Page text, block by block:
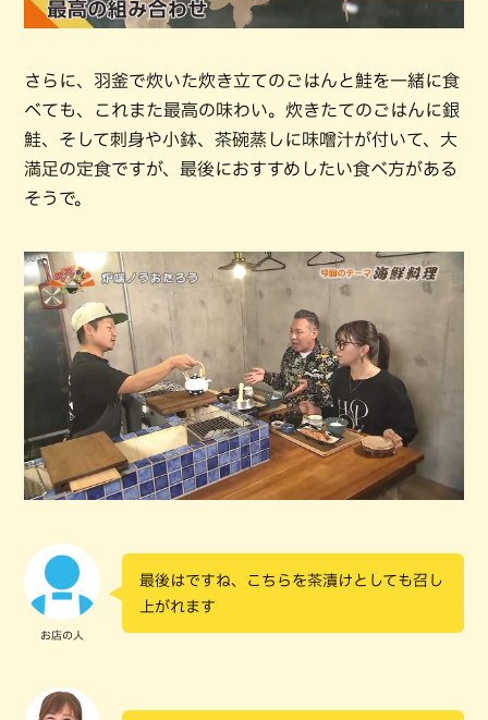
さらに、羽釜で炊いた炊き立てのごはんと鮭を一緒に食
べても、これまた最高の味わい。炊きたてのごはんに銀
鮭、そして刺身や小鉢、茶碗蒸しに味噌汁が付いて、大
満足の定食ですが、最後におすすめしたい食べ方がある
そうで。
お店の人
最後はですね、こちらを茶漬けとしても召し
上がれます